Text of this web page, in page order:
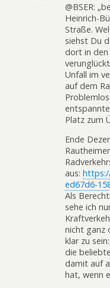
@BSER:
Heinrich-
Straße.
siehst Du
dort in den
Unfall im
auf dem
Platz zum
Ende
aus:
ed67d6-
Als
sehe ich
nicht ganz
klar zu
die
damit auf
hat, wenn